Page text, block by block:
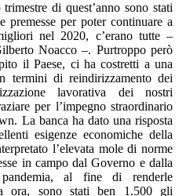
di quest’anno sono stati
per poter continuare a
nel 2020, c’erano tutte –
Noacco –. Purtroppo però
il Paese, ci ha costretti a una
termini di reindirizzamento dei
lavorativa dei nostri
per l’impegno straordinario
La banca ha dato una risposta
esigenze economiche della
l’elevata mole di norme
in campo dal Governo e dalla
al fine di renderle
ora, sono stati ben 1.500 gli